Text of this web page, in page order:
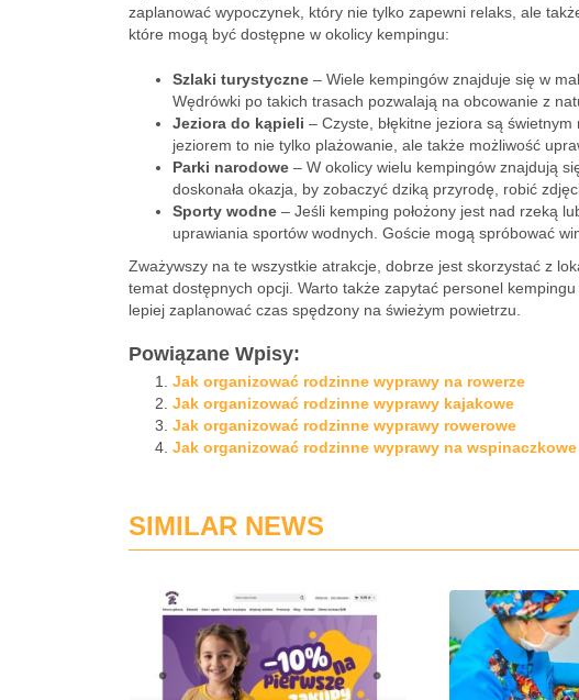
zaplanować wypoczynek, który nie tylko zapewni relaks, ale
które mogą być dostępne w okolicy kempingu:
Szlaki turystyczne – Wiele kempingów znajduje się w
Wędrówki po takich trasach pozwalają na obcowanie z
Jeziora do kąpieli – Czyste, błękitne jeziora są
jeziorem to nie tylko plażowanie, ale także możliwość
Parki narodowe – W okolicy wielu kempingów znajdują
doskonała okazja, by zobaczyć dziką przyrodę, robić
Sporty wodne – Jeśli kemping położony jest nad rzeką
uprawiania sportów wodnych. Goście mogą spróbować
Zważywszy na te wszystkie atrakcje, dobrze jest skorzystać z
temat dostępnych opcji. Warto także zapytać personel
lepiej zaplanować czas spędzony na świeżym powietrzu.
Powiązane Wpisy:
Jak organizować rodzinne wyprawy na rowerze
Jak organizować rodzinne wyprawy kajakowe
Jak organizować rodzinne wyprawy rowerowe
Jak organizować rodzinne wyprawy na
SIMILAR NEWS